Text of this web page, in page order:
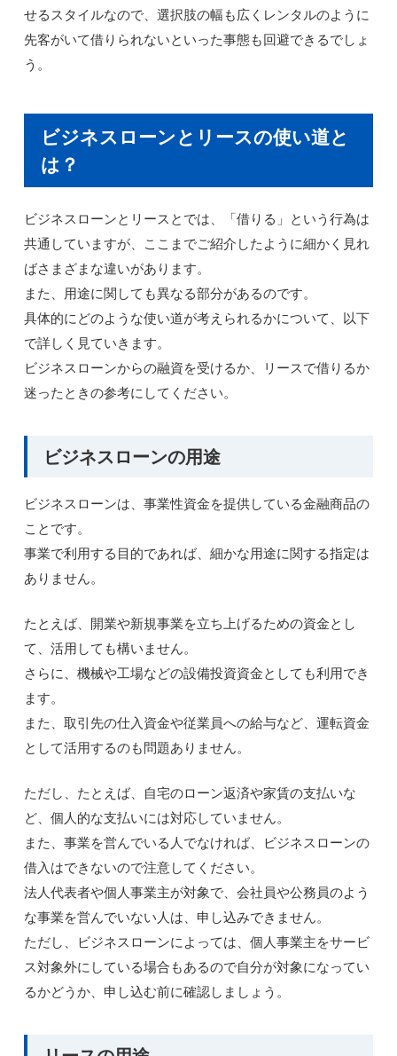
せるスタイルなので、選択肢の幅も広くレンタルのように
先客がいて借りられないといった事態も回避できるでしょ
う。
ビジネスローンとリースの使い道と
は？
ビジネスローンとリースとでは、「借りる」という行為は
共通していますが、ここまでご紹介したように細かく見れ
ばさまざまな違いがあります。
また、用途に関しても異なる部分があるのです。
具体的にどのような使い道が考えられるかについて、以下
で詳しく見ていきます。
ビジネスローンからの融資を受けるか、リースで借りるか
迷ったときの参考にしてください。
ビジネスローンの用途
ビジネスローンは、事業性資金を提供している金融商品の
ことです。
事業で利用する目的であれば、細かな用途に関する指定は
ありません。
たとえば、開業や新規事業を立ち上げるための資金とし
て、活用しても構いません。
さらに、機械や工場などの設備投資資金としても利用でき
ます。
また、取引先の仕入資金や従業員への給与など、運転資金
として活用するのも問題ありません。
ただし、たとえば、自宅のローン返済や家賃の支払いな
ど、個人的な支払いには対応していません。
また、事業を営んでいる人でなければ、ビジネスローンの
借入はできないので注意してください。
法人代表者や個人事業主が対象で、会社員や公務員のよう
な事業を営んでいない人は、申し込みできません。
ただし、ビジネスローンによっては、個人事業主をサービ
ス対象外にしている場合もあるので自分が対象になってい
るかどうか、申し込む前に確認しましょう。